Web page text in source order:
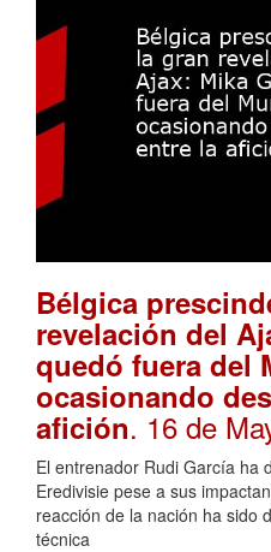
Bélgica
revelación del
quedó fuera del
ocasionando
afición. 16 de
El entrenador Rudi García ha
Eredivisie pese a sus
reacción de la nación ha sido
técnica